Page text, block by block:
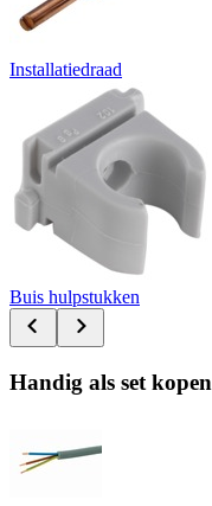
Installatiedraad
Buis hulpstukken
Handig als set kopen